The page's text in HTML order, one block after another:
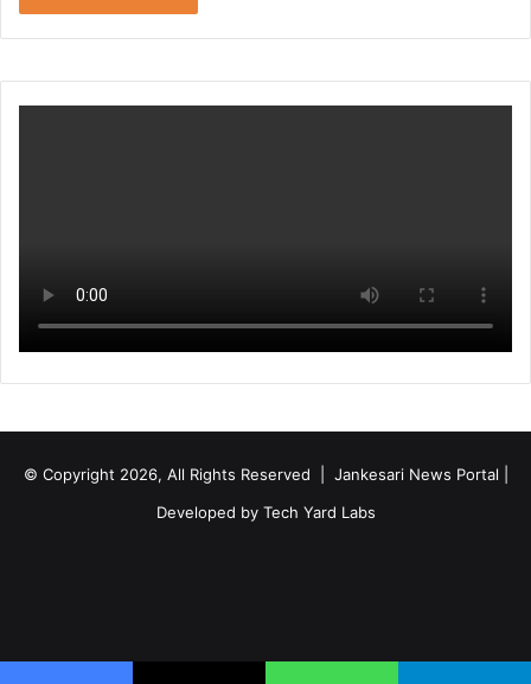
© Copyright 2026, All Rights Reserved | Jankesari News Portal |
Developed by Tech Yard Labs